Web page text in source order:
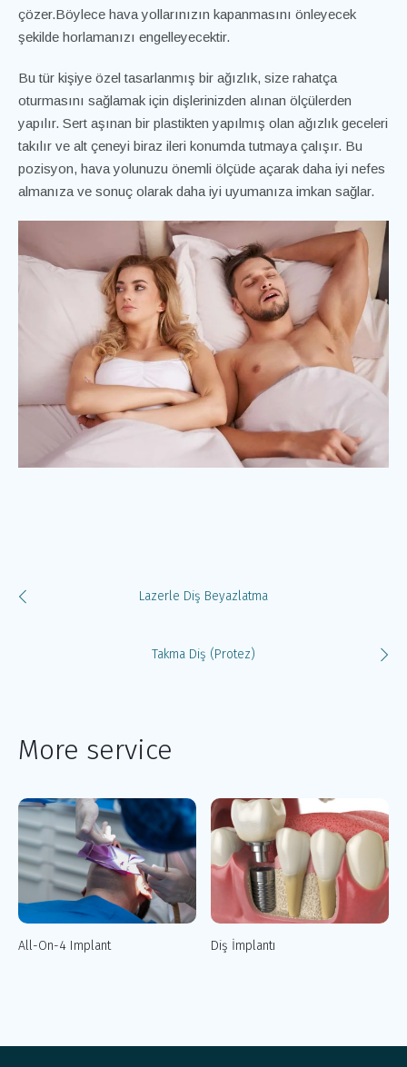
çözer.Böylece hava yollarınızın kapanmasını önleyecek
şekilde horlamanızı engelleyecektir.
Bu tür kişiye özel tasarlanmış bir ağızlık, size rahatça
oturmasını sağlamak için dişlerinizden alınan ölçülerden
yapılır. Sert aşınan bir plastikten yapılmış olan ağızlık geceleri
takılır ve alt çeneyi biraz ileri konumda tutmaya çalışır. Bu
pozisyon, hava yolunuzu önemli ölçüde açarak daha iyi nefes
almanıza ve sonuç olarak daha iyi uyumanıza imkan sağlar.
Lazerle Diş Beyazlatma
Takma Diş (Protez)
More service
All-On-4 Implant Diş İmplantı